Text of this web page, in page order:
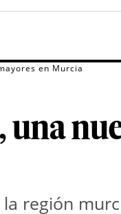
en Murcia
una
región